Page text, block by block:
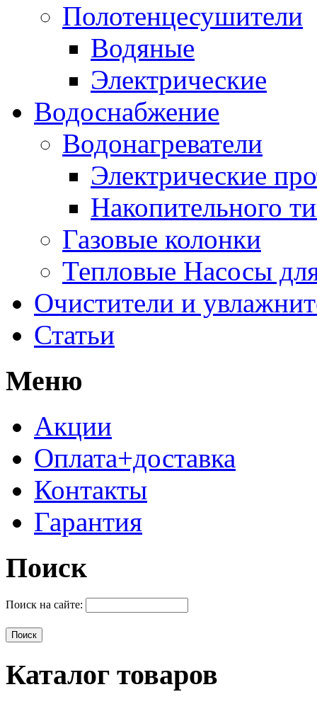
Полотенцесушители
Водяные
Электрические
Водоснабжение
Водонагреватели
Электрические
Накопительного
Газовые колонки
Тепловые Насосы
Очистители и
Статьи
Меню
Акции
Оплата+доставка
Контакты
Гарантия
Поиск
Поиск на сайте:
Каталог товаров